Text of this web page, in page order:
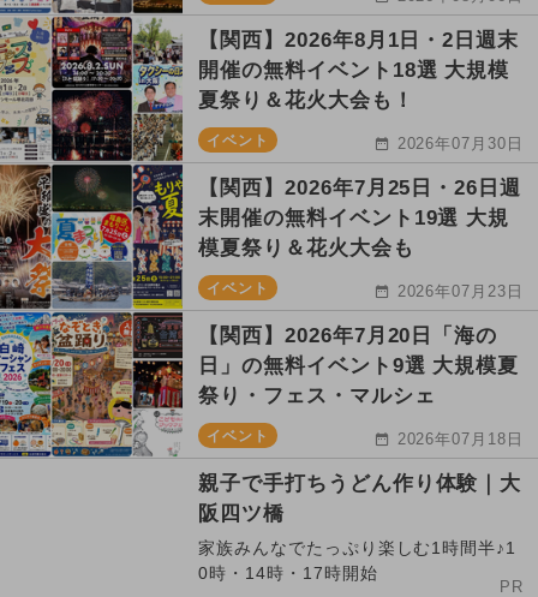
【関西】2026年8月1日・2日週末
開催の無料イベント18選 大規模
夏祭り＆花火大会も！
イベント 2026年07月30日
【関西】2026年7月25日・26日週
末開催の無料イベント19選 大規
模夏祭り＆花火大会も
イベント 2026年07月23日
【関西】2026年7月20日「海の
日」の無料イベント9選 大規模夏
祭り・フェス・マルシェ
イベント 2026年07月18日
親子で手打ちうどん作り体験｜大
阪四ツ橋
家族みんなでたっぷり楽しむ1時間半♪1
0時・14時・17時開始
PR